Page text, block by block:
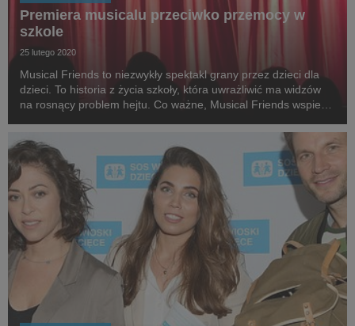
Premiera musicalu przeciwko przemocy w
szkole
25 lutego 2020
Musical Friends to niezwykły spektakl grany przez dzieci dla
dzieci. To historia z życia szkoły, która uwrażliwić ma widzów
na rosnący problem hejtu. Co ważne, Musical Friends wspiera